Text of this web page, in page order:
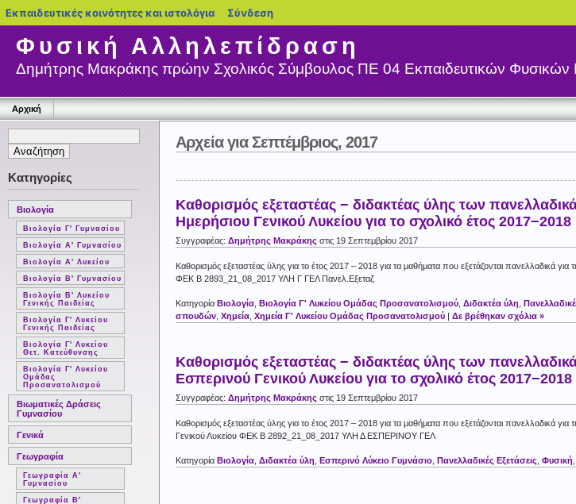
Φυσική Αλληλεπίδραση
Δημήτρης Μακράκης πρώην Σχολικός Σύμβουλος ΠΕ 04 Εκπαιδευτικών
Αρχική
Κατηγορίες
Βιολογία
Βιολογία Γ' Γυμνασίου
Βιολογία Α' Γυμνασίου
Βιολογία Α' Λυκείου
Βιολογία Β' Γυμνασίου
Βιολογία Β' Λυκείου
Γενικής Παιδείας
Βιολογία Γ' Λυκείου
Γενικής Παιδείας
Βιολογία Γ' Λυκείου
Θετ. Κατεύθυνσης
Βιολογία Γ' Λυκείου
Ομάδας
Προσανατολισμού
Βιωματικές Δράσεις
Γυμνασίου
Γενικά
Γεωγραφία
Γεωγραφία Α'
Γυμνασίου
Γεωγραφία Β'
Αρχεία για Σεπτέμβριος, 2017
Καθορισμός εξεταστέας − διδακτέας ύλης των
Ημερήσιου Γενικού Λυκείου για το σχολικό έτος 2017−2018
Συγγραφέας: Δημήτρης Μακράκης στις 19 Σεπτεμβρίου 2017
Καθορισμός εξεταστέας ύλης για το έτος 2017 – 2018 για τα μαθήματα που εξετάζονται πανελλαδικά
ΦΕΚ Β 2893_21_08_2017 ΥΛΗ Γ ΓΕΛ Πανελ.Εξεταζ
Κατηγορία Βιολογία Βιολογία Γ' Λυκείου Ομάδας Προσανατολισμού Διδακτέα ύλη
σπουδών Χημεία Χημεία Γ' Λυκείου Ομάδας Προσανατολισμού | Δε βρέθηκαν σχόλια »
Καθορισμός εξεταστέας − διδακτέας ύλης των
Εσπερινού Γενικού Λυκείου για το σχολικό έτος 2017−2018
Συγγραφέας: Δημήτρης Μακράκης στις 19 Σεπτεμβρίου 2017
Καθορισμός εξεταστέας ύλης για το έτος 2017 – 2018 για τα μαθήματα που εξετάζονται πανελλαδικά
Γενικού Λυκείου ΦΕΚ Β 2892_21_08_2017 ΥΛΗ Δ ΕΣΠΕΡΙΝΟΥ ΓΕΛ
Κατηγορία Βιολογία Διδακτέα ύλη Εσπερινό Λύκειο Γυμνάσιο Πανελλαδικές Εξετάσεις Φυσική
Εκπαιδευτικές κοινότητες και ιστολόγια blogs.sch.gr
Σύνδεση